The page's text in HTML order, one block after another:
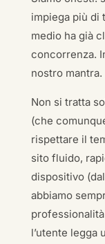
impiega più di
medio ha già
concorrenza.
nostro mantra.
Non si tratta
(che
rispettare il
sito fluido,
dispositivo
abbiamo
l’utente legga